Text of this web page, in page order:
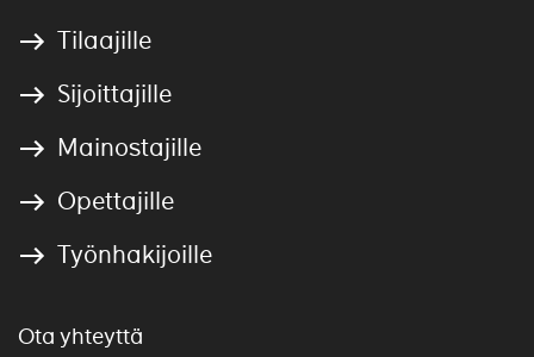
Tilaajille
Sijoittajille
Mainostajille
Opettajille
Työnhakijoille
Ota yhteyttä